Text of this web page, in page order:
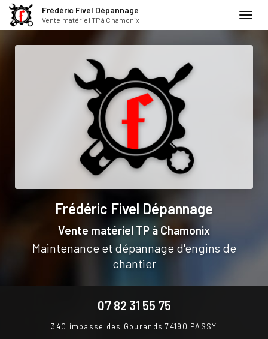
Frédéric Fivel Dépannage
Vente matériel TP à Chamonix
Frédéric Fivel Dépannage
Vente matériel TP à Chamonix
Maintenance et dépannage d'engins de
chantier
07 82 31 55 75
340 impasse des Gourands74190 PASSY